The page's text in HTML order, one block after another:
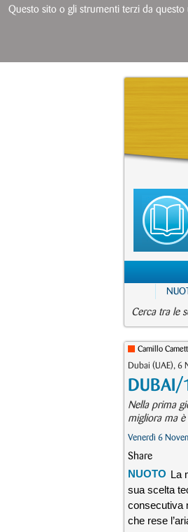
Cerca tra le
Camillo
Dubai (UAE), 6
Nella prima
migliora ma
Venerdì 6
Share
NUOTO La
sua scelta
consecutiva
che rese
Questo sito o gli strumenti terzi da